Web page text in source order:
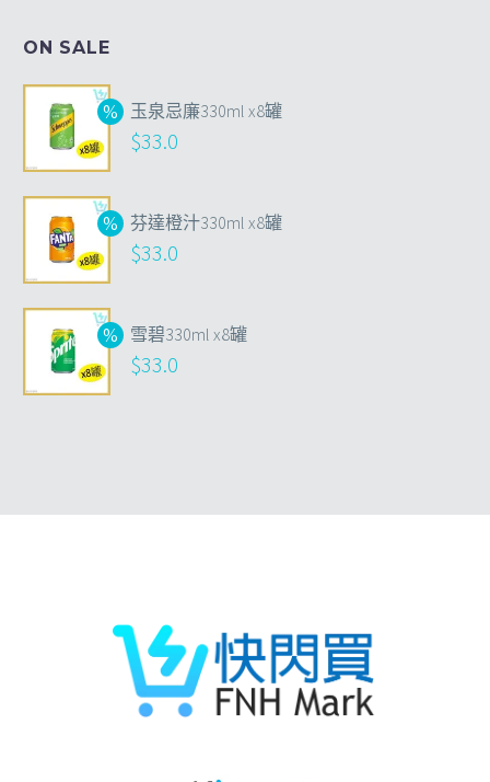
ON SALE
玉泉忌廉330ml x8罐
$33.0
芬達橙汁330ml x8罐
$33.0
雪碧330ml x8罐
$33.0